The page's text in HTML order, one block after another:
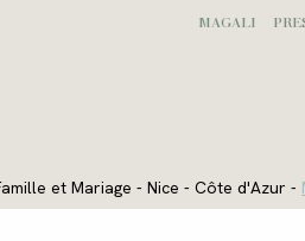
MAGALI
et Mariage - Nice - Côte d'Azur -